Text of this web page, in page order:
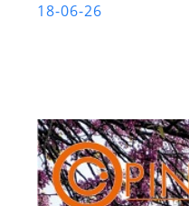
18-06-26